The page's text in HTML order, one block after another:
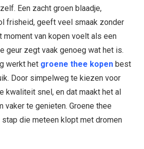
Een zacht groen blaadje,
frisheid, geeft veel smaak zonder
moment van kopen voelt als een
geur zegt vaak genoeg wat het is.
werkt het groene thee kopen best
Door simpelweg te kiezen voor
kwaliteit snel, en dat maakt het al
vaker te genieten. Groene thee
die meteen klopt met dromen